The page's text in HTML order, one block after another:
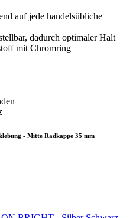
auf jede handelsübliche
dadurch optimaler Halt
mit Chromring
- Mitte Radkappe 35 mm